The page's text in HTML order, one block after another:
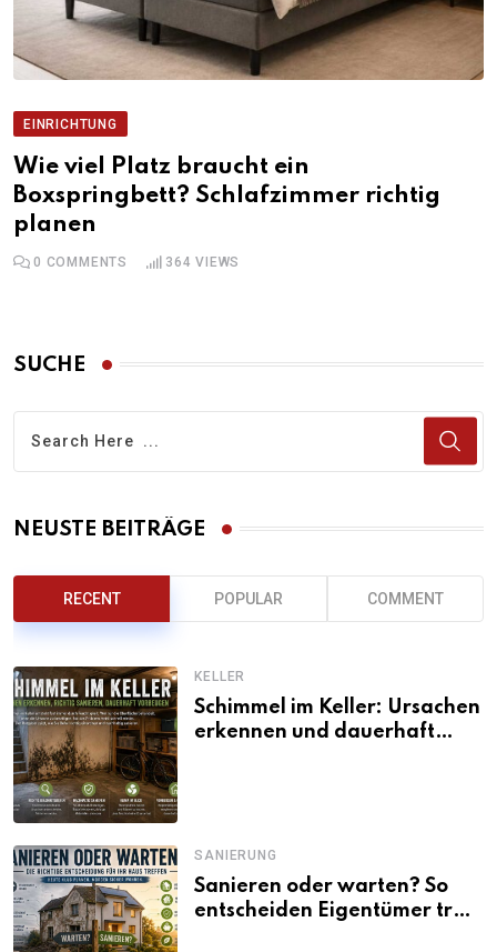
EINRICHTUNG
Wie viel Platz braucht ein
Boxspringbett? Schlafzimmer richtig
planen
0 COMMENTS 364 VIEWS
SUCHE
NEUSTE BEITRÄGE
RECENT POPULAR COMMENT
KELLER
Schimmel im Keller: Ursachen
erkennen und dauerhaft
SANIERUNG
Sanieren oder warten? So
entscheiden Eigentümer trotz